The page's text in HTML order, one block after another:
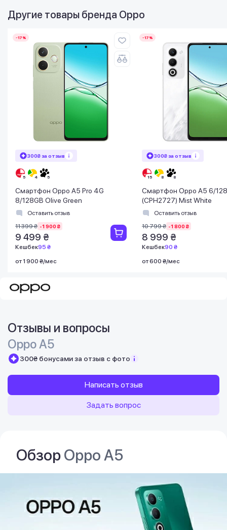
Другие товары бренда Oppo
-17%
300₴ за отзыв
Смартфон Oppo A5 Pro 4G
8/128GB Olive Green
Оставить отзыв
11 399 ₴ -1 900 ₴
9 499 ₴
Кешбек95 ₴
от 1 900 ₴/мес
-17%
300₴ за отзыв
Смартфон Oppo A5 6/
(CPH2727) Mist White
Оставить отзыв
10 799 ₴ -1 800 ₴
8 999 ₴
Кешбек90 ₴
от 600 ₴/мес
Отзывы и вопросы
Oppo A5
300₴ бонусами за отзыв с фото
Написать отзыв
Задать вопрос
ОбзорOppo A5